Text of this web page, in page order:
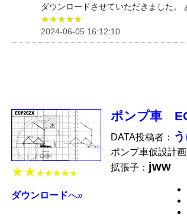
ダウンロードさせていただきました。
★★★★★
2024-06-05 16:12:10
★★★★★★★
ダウンロードへ»
ポンプ車
DATA投稿者：
ポンプ車仮設計
拡張子： jww